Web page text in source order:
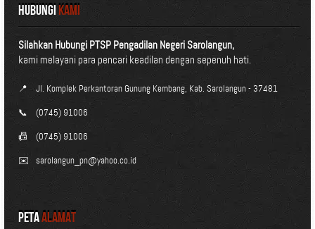
HUBUNGIKAMI
Silahkan Hubungi PTSP Pengadilan Negeri Sarolangun,
kami melayani para pencari keadilan dengan sepenuh hati.
📍
Jl. Komplek Perkantoran Gunung Kembang, Kab. Sarolangun - 37481
📞
(0745) 91006
📠
(0745) 91006
✉️
sarolangun_pn@yahoo.co.id
PetaAlamat